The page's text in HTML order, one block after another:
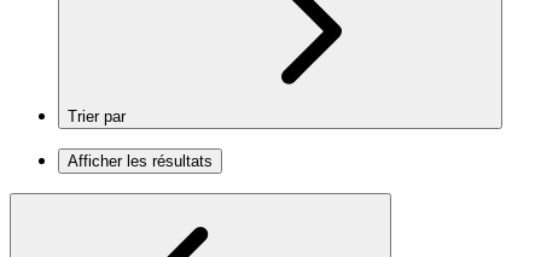
Trier par
Afficher les résultats